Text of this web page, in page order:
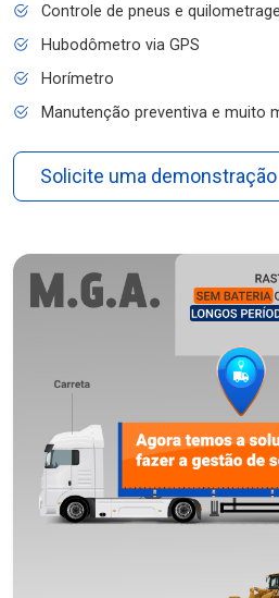
Controle de pneus e
Hubodômetro via GPS
Horímetro
Manutenção preventiva e muito
Solicite uma demonstração